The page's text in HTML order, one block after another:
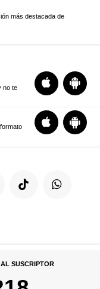
más destacada de
no te
SUSCRIPTOR